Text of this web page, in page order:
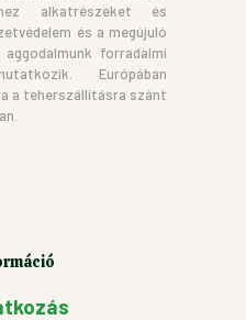
alkatrészeket és
és a megújuló
forradalmi
Európában
a teherszállításra szánt